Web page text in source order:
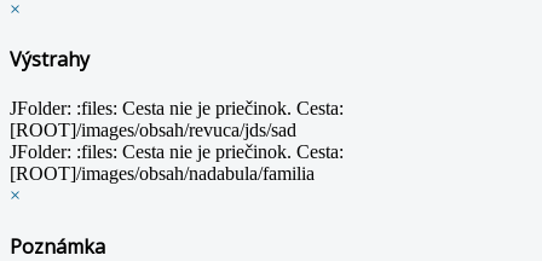
×
Výstrahy
JFolder: :files: Cesta nie je priečinok. Cesta:
[ROOT]/images/obsah/revuca/jds/sad
JFolder: :files: Cesta nie je priečinok. Cesta:
[ROOT]/images/obsah/nadabula/familia
×
Poznámka